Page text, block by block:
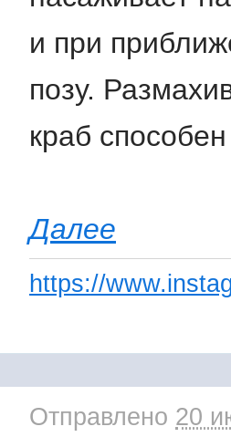
и при
позу.
краб
Далее
https://
Отправлено 20